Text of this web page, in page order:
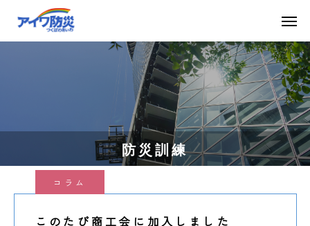
防災訓練
コラム
このたび商工会に加入しました